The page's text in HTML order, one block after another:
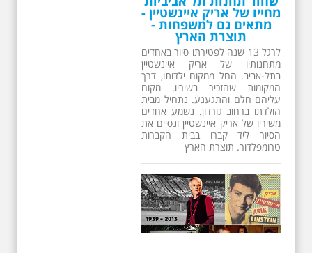
מחייו של אריק איינשטיין -
מתאים גם למשפחות -
תוצרת הארץ
לרגל 13 שנה לפטירתו סיור באחדים
מתחנותיו של אריק איינשטיין
בתל-אביב. החל ממקום ילדותו, דרך
המקומות שהזכיר בשיריו. מקום
עליהם חלם והתגעגע. נתחיל מבית
הולדתו ברחוב גורדון. נשמע אחדים
משיריו של אריק איינשטיין ונסיים את
הסיור ליד קברו בבית הקברות
טרומפלדור. תוצרת הארץ